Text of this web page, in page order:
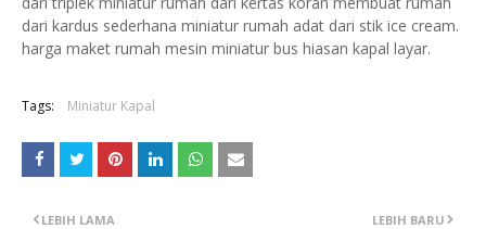
dari kardus sederhana miniatur rumah adat dari stik ice cream.
harga maket rumah mesin miniatur bus hiasan kapal layar.
Tags: Miniatur Kapal
LEBIH BARU
LEBIH LAMA